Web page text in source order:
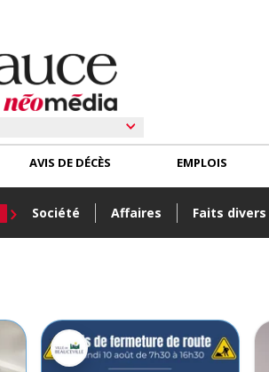
Société Affaires Faits divers
AVIS DE DÉCÈS EMPLOIS